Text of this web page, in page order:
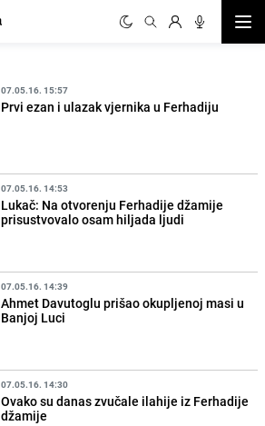
07.05.16. 15:57
Prvi ezan i ulazak vjernika u Ferhadiju
07.05.16. 14:53
Lukač: Na otvorenju Ferhadije džamije
prisustvovalo osam hiljada ljudi
07.05.16. 14:39
Ahmet Davutoglu prišao okupljenoj masi u
Banjoj Luci
07.05.16. 14:30
Ovako su danas zvučale ilahije iz Ferhadije
džamije